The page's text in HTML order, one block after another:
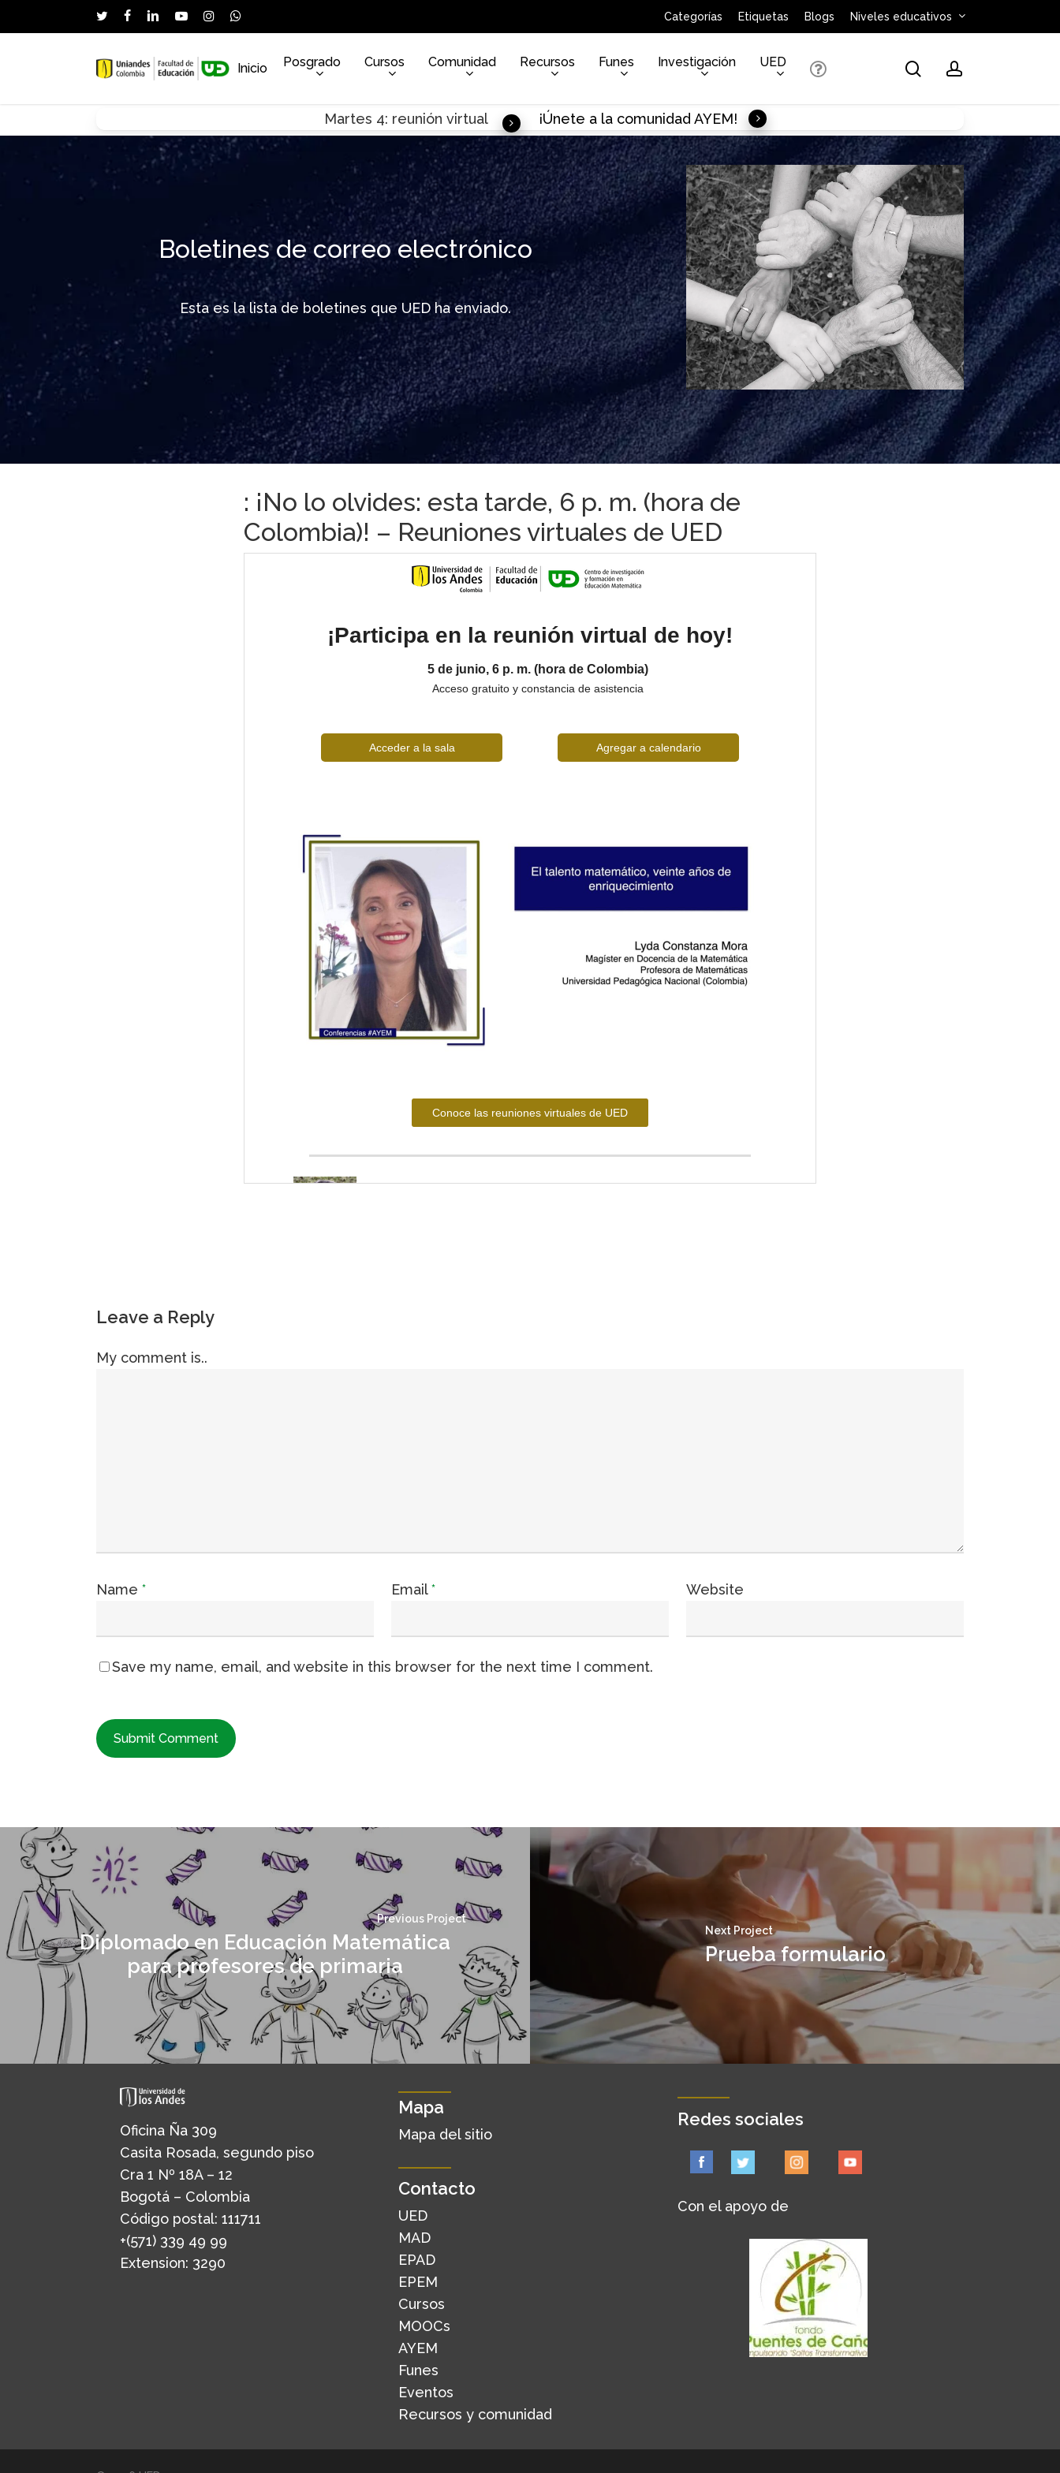
to
twitterfacebooklinkedinyoutubeinstagramwhatsapp Categorías Etiquetas Blogs Niveles educativos
Hit enter to search or ESC to close
Inicio Posgrado Cursos Comunidad Recursos Funes Investigación UED searchaccount
Martes 4: reunión virtual ¡Únete a la comunidad AYEM!
Boletines de correo electrónico
Esta es la lista de boletines que UED ha enviado.
: ¡No lo olvides: esta tarde, 6 p. m. (hora de
Colombia)! – Reuniones virtuales de UED
Leave a Reply
My comment is..
Name * Email* Website
Save my name, email, and website in this browser for the next time I comment.
Previous Project
Diplomado en Educación Matemática
para profesores de primaria
Next Project
Prueba formulario
Oficina Ña 309
Casita Rosada, segundo piso
Cra 1 Nº 18A – 12
Bogotá – Colombia
Código postal: 111711
+(571) 339 49 99
Extension: 3290
Mapa
Mapa del sitio
Contacto
UED
MAD
EPAD
EPEM
Cursos
MOOCs
AYEM
Funes
Eventos
Recursos y comunidad
Redes sociales
Con el apoyo de